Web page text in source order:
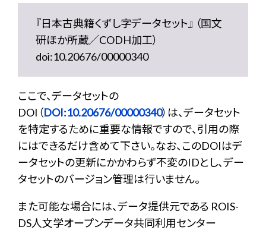
『日本古典籍くずし字データセット』 （国文
研ほか所蔵／CODH加工）
doi:10.20676/00000340
ここで、データセットの
DOI（DOI:10.20676/00000340）は、データセット
を特定するために重要な情報ですので、引用の際
にはできるだけ含めて下さい。なお、このDOIはデ
ータセットの更新にかかわらず不変のIDとし、デー
タセットのバージョン管理は行いません。
また可能な場合には、データ提供元である ROIS-
DS人文学オープンデータ共同利用センター